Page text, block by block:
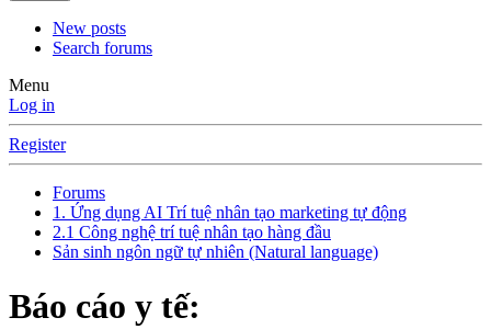
New posts
Search forums
Menu
Log in
Register
Forums
1. Ứng dụng AI Trí tuệ nhân tạo marketing tự động
2.1 Công nghệ trí tuệ nhân tạo hàng đầu
Sản sinh ngôn ngữ tự nhiên (Natural language)
Báo cáo y tế: